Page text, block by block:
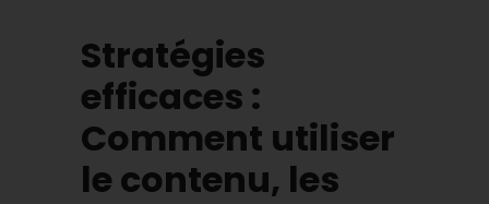
Stratégies
efficaces :
Comment utiliser
le contenu, les